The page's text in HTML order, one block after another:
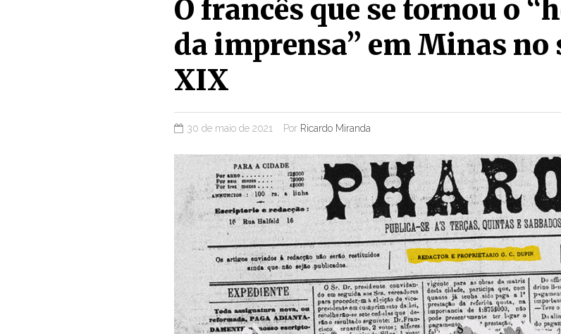
O francês que se tornou o
da imprensa” em Minas no
XIX
30 de maio de 2021 Por Ricardo Miranda